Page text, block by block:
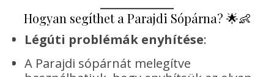
Hogyan segíthet a Parajdi Sópárna? 🌟👶
Légúti problémák enyhítése:
A Parajdi sópárnát melegítve